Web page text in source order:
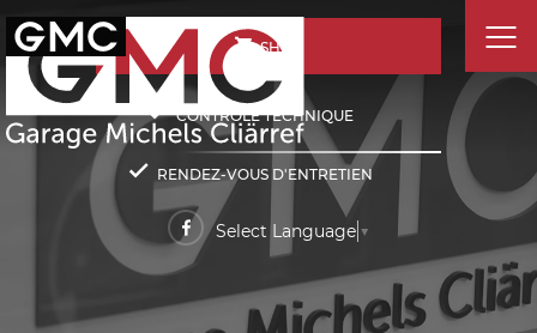
SHOP
CONTRÔLE TECHNIQUE
RENDEZ-VOUS D'ENTRETIEN
Select Language ▼